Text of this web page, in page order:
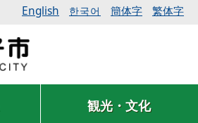
English 한국어 簡体字 繁体字
観光・文化